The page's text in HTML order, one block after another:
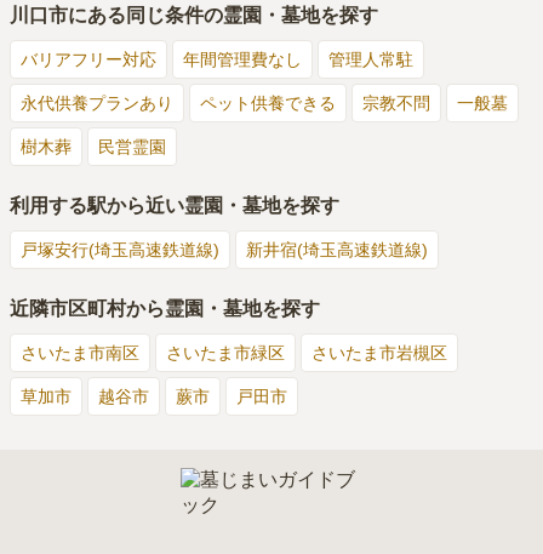
川口市にある同じ条件の霊園・墓地を探す
バリアフリー対応 年間管理費なし 管理人常駐
永代供養プランあり ペット供養できる 宗教不問 一般墓
樹木葬 民営霊園
利用する駅から近い霊園・墓地を探す
戸塚安行(埼玉高速鉄道線) 新井宿(埼玉高速鉄道線)
近隣市区町村から霊園・墓地を探す
さいたま市南区 さいたま市緑区 さいたま市岩槻区
草加市 越谷市 蕨市 戸田市